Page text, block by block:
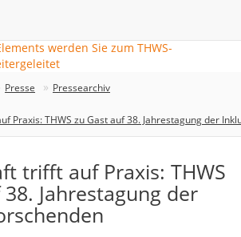
Presse Pressearchiv
Praxis: THWS zu Gast auf 38. Jahrestagung der
trifft auf Praxis: THWS
Jahrestagung der